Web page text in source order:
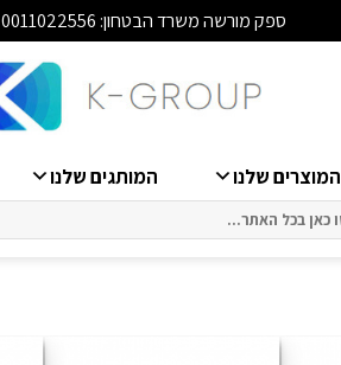
ספק מורשה משרד הבטחון: 0011022556
המוצרים שלנו המותגים שלנו